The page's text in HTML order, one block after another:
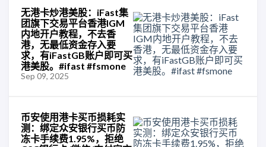
无港卡炒港美股：iFast集
团旗下交易平台香港IGM
内地开户教程，不去香
港，无最低资金存入要
求，有iFastGB账户即可买
港美股。#ifast #fsmone
Sep 09, 2025
币安使用港卡买币损耗实
测：绑定众安银行买币防
冻卡手续费1.95%，拒绝